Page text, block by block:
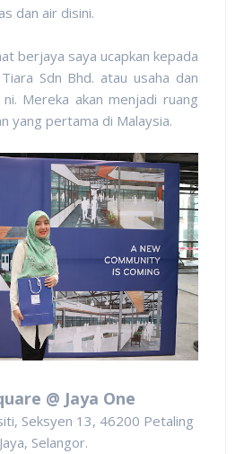
dan air disini.
berjaya saya ucapkan kepada
Sdn Bhd. atau usaha dan
Mereka akan menjadi ruang
yang pertama di Malaysia.
@ Jaya One
Seksyen 13, 46200 Petaling
Jaya, Selangor.